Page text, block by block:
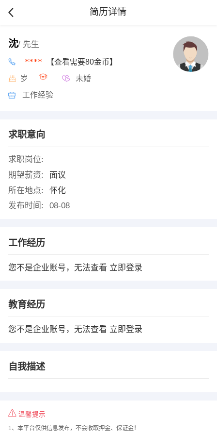
简历详情
沈/ 先生
**** 【查看需要80金币】
岁 未婚
工作经验
求职意向
求职岗位:
期望薪资:
面议
所在地点:
怀化
发布时间:
08-08
工作经历
您不是企业账号，无法查看 立即登录
教育经历
您不是企业账号，无法查看 立即登录
自我描述
温馨提示
1、本平台仅供信息发布，不会收取押金、保证金！